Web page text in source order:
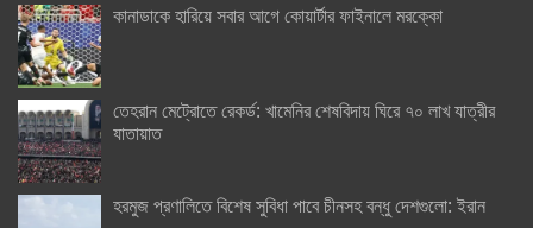
কানাডাকে হারিয়ে সবার আগে কোয়ার্টার ফাইনালে মরক্কো
তেহরান মেট্রোতে রেকর্ড: খামেনির শেষবিদায় ঘিরে ৭০ লাখ যাত্রীর
যাতায়াত
হরমুজ প্রণালিতে বিশেষ সুবিধা পাবে চীনসহ বন্ধু দেশগুলো: ইরান